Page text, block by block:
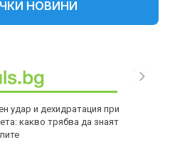
НОВИНИ
удар и дехидратация при
какво трябва да знаят